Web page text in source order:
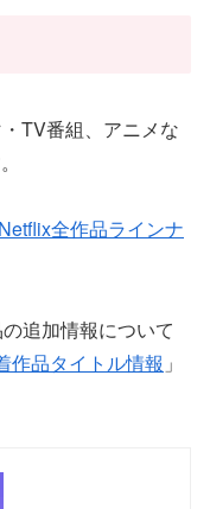
TV番組、アニメな
Netflix全作品ラインナ
追加情報について
作品タイトル情報 」